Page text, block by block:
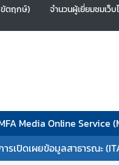
ขัตฤกษ์) จำนวนผู้เยี่ยมชมเว็บ
Media Online Service
ารเปิดเผยข้อมูลสาธารณะ